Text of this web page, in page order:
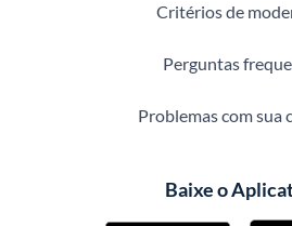
Critérios de
Perguntas
Problemas com sua
Baixe o